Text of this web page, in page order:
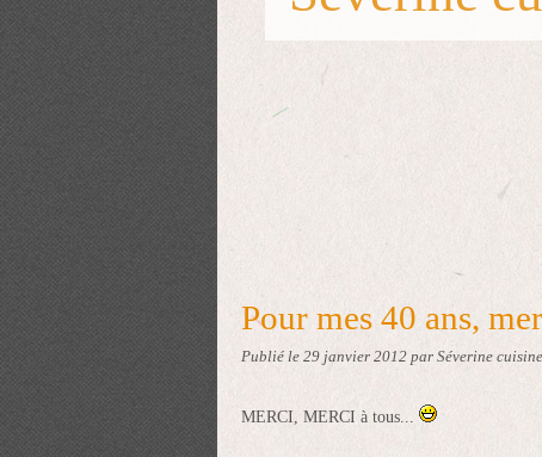
Pour mes 40 ans,
Publié le 29 janvier 2012 par Séverine
MERCI, MERCI à tous...